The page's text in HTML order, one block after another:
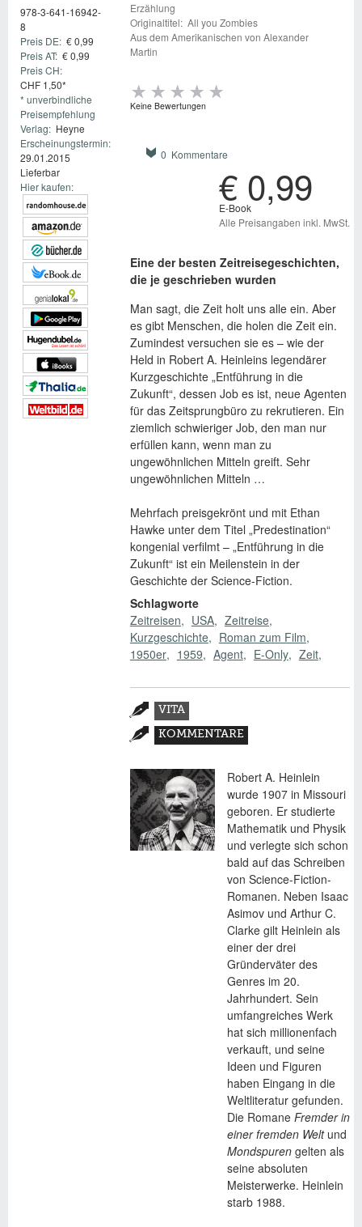
978-3-641-16942-
8
Preis DE: € 0,99
Preis AT: € 0,99
Preis CH:
CHF 1,50*
* unverbindliche
Preisempfehlung
Verlag: Heyne
Erscheinungstermin:
29.01.2015
Lieferbar
Hier kaufen:
Erzählung
Originaltitel: All you Zombies
Aus dem Amerikanischen von Alexander
Martin
Keine Bewertungen
0 Kommentare
€ 0,99
E-Book
Alle Preisangaben inkl. MwSt.
Eine der besten Zeitreisegeschichten,
die je geschrieben wurden
Man sagt, die Zeit holt uns alle ein. Aber
es gibt Menschen, die holen die Zeit ein.
Zumindest versuchen sie es – wie der
Held in Robert A. Heinleins legendärer
Kurzgeschichte „Entführung in die
Zukunft“, dessen Job es ist, neue Agenten
für das Zeitsprungbüro zu rekrutieren. Ein
ziemlich schwieriger Job, den man nur
erfüllen kann, wenn man zu
ungewöhnlichen Mitteln greift. Sehr
ungewöhnlichen Mitteln …
Mehrfach preisgekrönt und mit Ethan
Hawke unter dem Titel „Predestination“
kongenial verfilmt – „Entführung in die
Zukunft“ ist ein Meilenstein in der
Geschichte der Science-Fiction.
Schlagworte
Zeitreisen
USA
Zeitreise
Kurzgeschichte
Roman zum Film
1950er
1959 Agent E-Only Zeit
Zusatzmaterial
VITA
(AKTIVER
REITER)
KOMMENTARE
Robert A. Heinlein
wurde 1907 in Missouri
geboren. Er studierte
Mathematik und Physik
und verlegte sich schon
bald auf das Schreiben
von Science-Fiction-
Romanen. Neben Isaac
Asimov und Arthur C.
Clarke gilt Heinlein als
einer der drei
Gründerväter des
Genres im 20.
Jahrhundert. Sein
umfangreiches Werk
hat sich millionenfach
verkauft, und seine
Ideen und Figuren
haben Eingang in die
Weltliteratur gefunden.
Die Romane Fremder in
einer fremden Welt und
Mondspurengelten als
seine absoluten
Meisterwerke. Heinlein
starb 1988.